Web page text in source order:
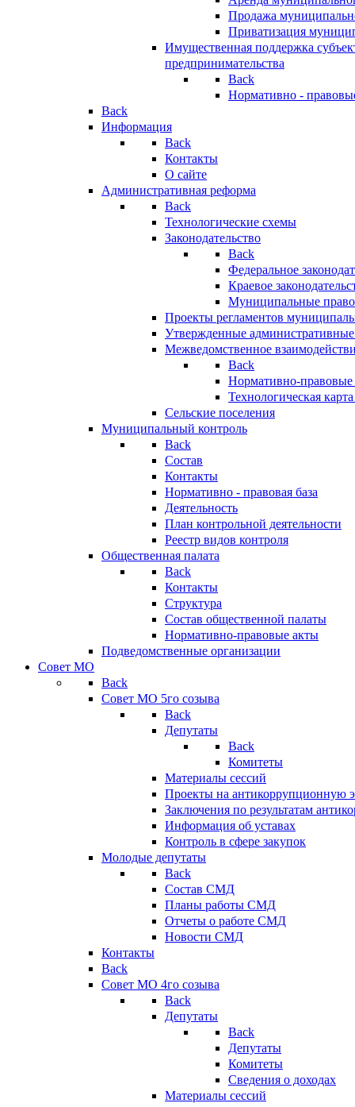
Продажа
Приватизация
Имущественная поддержка
предпринимательства
Back
Нормативно -
Back
Информация
Back
Контакты
О сайте
Административная реформа
Back
Технологические схемы
Законодательство
Back
Федеральное
Краевое
Муниципальные
Проекты регламентов
Утвержденные
Межведомственное
Back
Нормативно-правовые
Технологическая
Сельские поселения
Муниципальный контроль
Back
Состав
Контакты
Нормативно - правовая база
Деятельность
План контрольной деятельности
Реестр видов контроля
Общественная палата
Back
Контакты
Структура
Состав общественной палаты
Нормативно-правовые акты
Подведомственные организации
Совет МО
Back
Совет МО 5го созыва
Back
Депутаты
Back
Комитеты
Материалы сессий
Проекты на антикоррупционную
Заключения по результатам
Информация об уставах
Контроль в сфере закупок
Молодые депутаты
Back
Состав СМД
Планы работы СМД
Отчеты о работе СМД
Новости СМД
Контакты
Back
Совет МО 4го созыва
Back
Депутаты
Back
Депутаты
Комитеты
Сведения о доходах
Материалы сессий